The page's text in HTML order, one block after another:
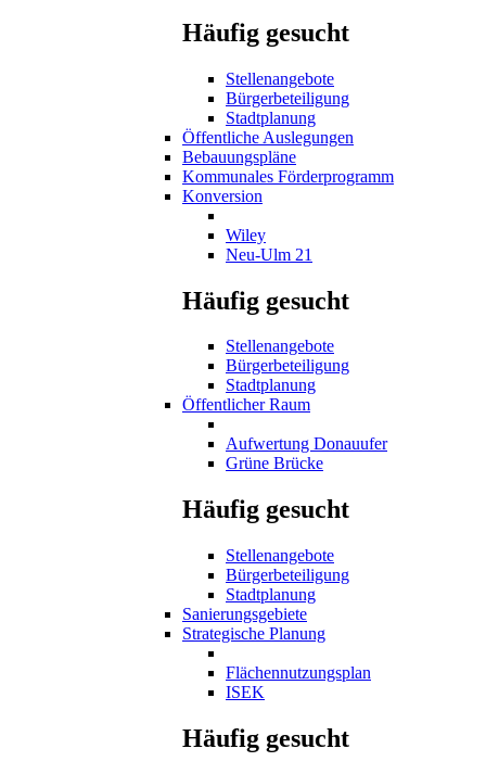
Häufig gesucht
Stellenangebote
Bürgerbeteiligung
Stadtplanung
Öffentliche Auslegungen
Bebauungspläne
Kommunales Förderprogramm
Konversion
Wiley
Neu-Ulm 21
Häufig gesucht
Stellenangebote
Bürgerbeteiligung
Stadtplanung
Öffentlicher Raum
Aufwertung Donauufer
Grüne Brücke
Häufig gesucht
Stellenangebote
Bürgerbeteiligung
Stadtplanung
Sanierungsgebiete
Strategische Planung
Flächennutzungsplan
ISEK
Häufig gesucht